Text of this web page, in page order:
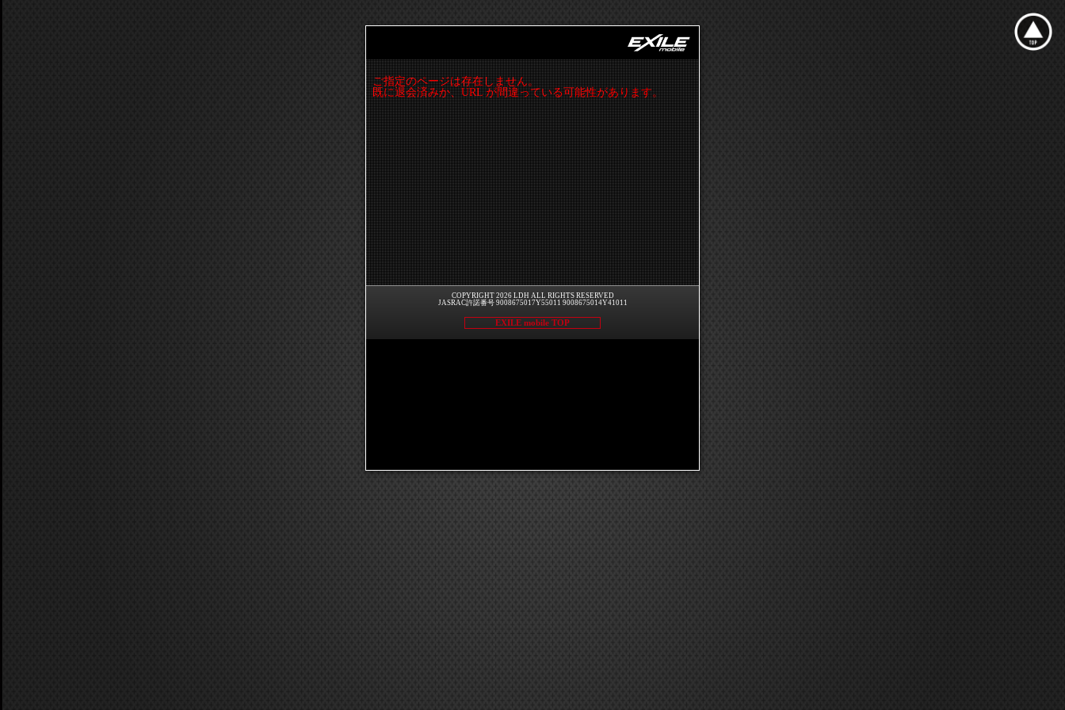
ご指定のページは存在しません。
既に退会済みか、URL が間違っている可能性があります。
COPYRIGHT 2026 LDH ALL RIGHTS RESERVED
JASRAC許諾番号 9008675017Y55011 9008675014Y41011
EXILE mobile TOP